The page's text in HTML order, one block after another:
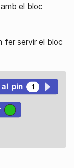
el bloc
fer servir el bloc